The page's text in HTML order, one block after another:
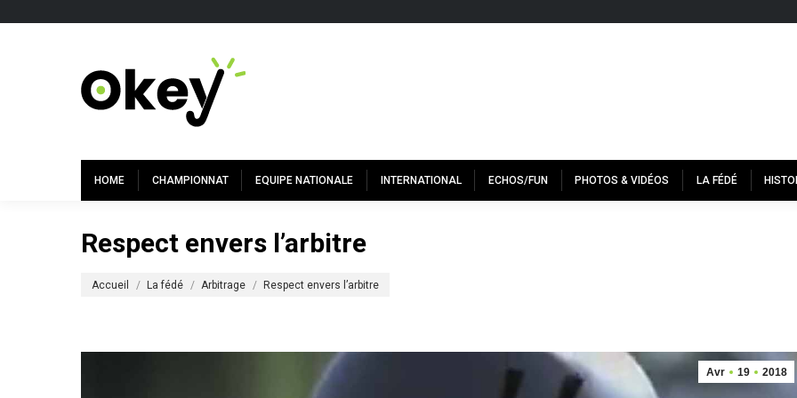
HOME CHAMPIONNAT EQUIPE NATIONALE INTERNATIONAL ECHOS/FUN PHOTOS & VIDÉOS LA FÉDÉ
Respect envers l’arbitre
Accueil La fédé Arbitrage Respect envers l’arbitre
Avr 19 2018